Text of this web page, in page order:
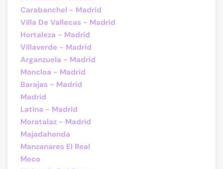
Carabanchel - Madrid
Villa De Vallecas - Madrid
Hortaleza - Madrid
Villaverde - Madrid
Arganzuela - Madrid
Moncloa - Madrid
Barajas - Madrid
Madrid
Latina - Madrid
Moratalaz - Madrid
Majadahonda
Manzanares El Real
Meco